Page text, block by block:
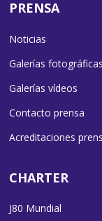
PRENSA
Noticias
Galerías fotográficas
Galerías vídeos
Contacto prensa
Acreditaciones
CHARTER
J80 Mundial